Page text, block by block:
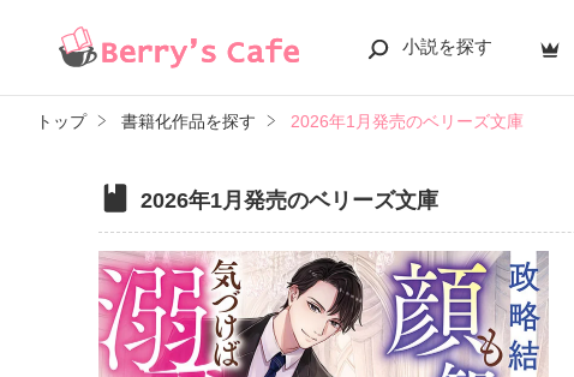
小説を探す
トップ 書籍化作品を探す 2026年1月発売のベリーズ文庫
2026年1月発売のベリーズ文庫